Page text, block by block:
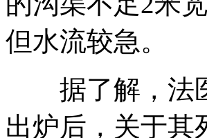
但水流较急。
据了解，法医
出炉后，关于其